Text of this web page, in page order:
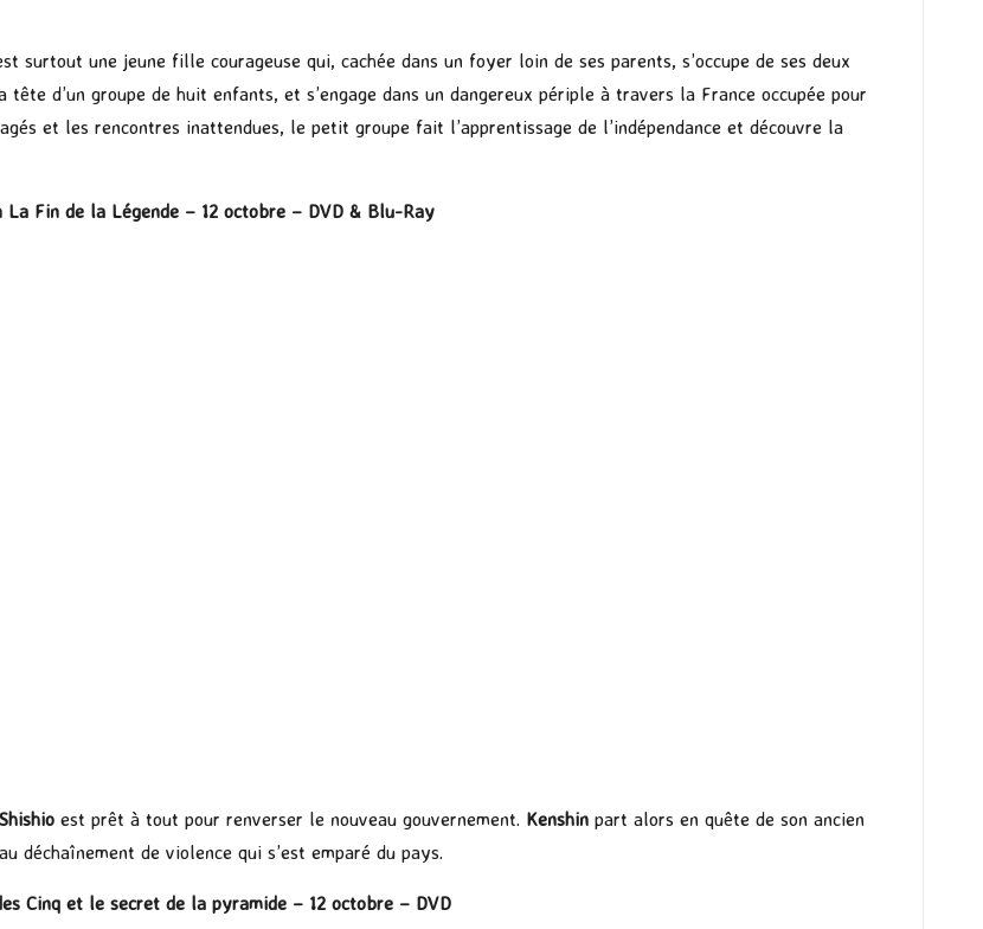
surtout une jeune fille courageuse qui, cachée dans un foyer loin de ses parents, s’occupe de ses deux
tête d’un groupe de huit enfants, et s’engage dans un dangereux périple à travers la France occupée pour
et les rencontres inattendues, le petit groupe fait l’apprentissage de l’indépendance et découvre la
La Fin de la Légende – 12 octobre – DVD & Blu-Ray
Shishio est prêt à tout pour renverser le nouveau gouvernement. Kenshin part alors en quête de son ancien
de violence qui s’est emparé du pays.
Cinq et le secret de la pyramide – 12 octobre – DVD